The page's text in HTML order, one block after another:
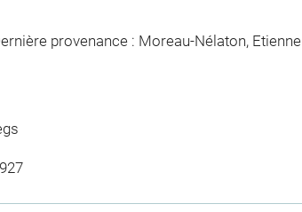
provenance : Moreau-Nélaton, Etienne